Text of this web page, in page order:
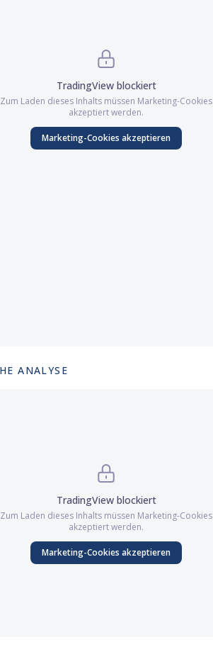
TradingViewblockiert
Zum Laden dieses Inhalts müssen Marketing-Cookies
akzeptiert werden.
Marketing-Cookies akzeptieren
ANALYSE
TradingViewblockiert
Zum Laden dieses Inhalts müssen Marketing-Cookies
akzeptiert werden.
Marketing-Cookies akzeptieren